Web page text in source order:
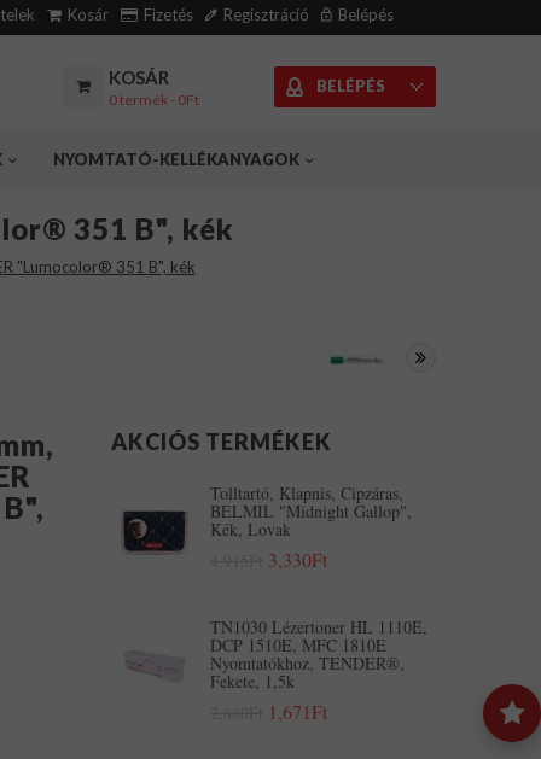
Kosár Fizetés Regisztráció Belépés
KOSÁR
0 termék - 0Ft
BELÉPÉS
NYOMTATÓ-KELLÉKANYAGOK
351 B", kék
"Lumocolor® 351 B", kék
AKCIÓS TERMÉKEK
Tolltartó, Klapnis, Cipzáras,
BELMIL "Midnight Gallop",
Kék, Lovak
3,330Ft
TN1030 Lézertoner HL 1110E,
DCP 1510E, MFC 1810E
Nyomtatókhoz, TENDER®,
Fekete, 1,5k
1,671Ft